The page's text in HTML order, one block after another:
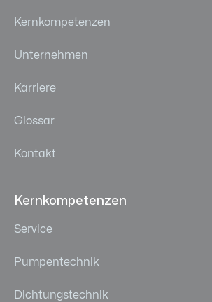
Kernkompetenzen
Unternehmen
Karriere
Glossar
Kontakt
Kernkompetenzen
Service
Pumpentechnik
Dichtungstechnik